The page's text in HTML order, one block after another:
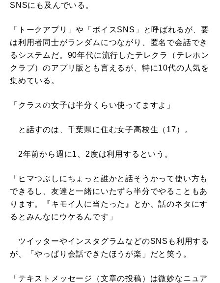
SNSにも及んでいる。
「トークアプリ」や「ボイスSNS」と呼ばれるが、要
は利用者同士がランダムにつながり、匿名で会話でき
るシステムだ。90年代に流行したテレクラ（テレホン
クラブ）のアプリ版とも言えるが、特に10代の人気を
集めている。
「クラスの女子は半分くらい使ってますよ」
と話すのは、千葉県に住む女子高校生（17）。
2年前から週に1、2度は利用するという。
「ヒマつぶしにちょっと誰かと話そうかって使い方も
できるし、友達と一緒にいたずら半分でやることもあ
ります。『キモイ人に当たった』とか、話のネタにす
るとみんなにウケるんです」
ツイッターやインスタグラムなどのSNSも利用する
が、「やっぱり会話できたほうが楽」だと笑う。
「テキストメッセージ（文章の投稿）は微妙なニュア